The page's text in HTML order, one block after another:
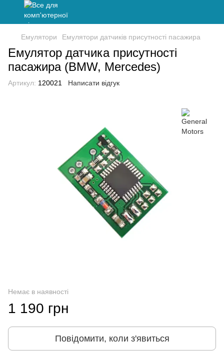
Емулятори Емулятори датчиків присутності пасажира
Емулятор датчика присутності
пасажира (BMW, Mercedes)
Артикул: 120021 Написати відгук
Немає в наявності
1 190 грн
Повідомити, коли з'явиться